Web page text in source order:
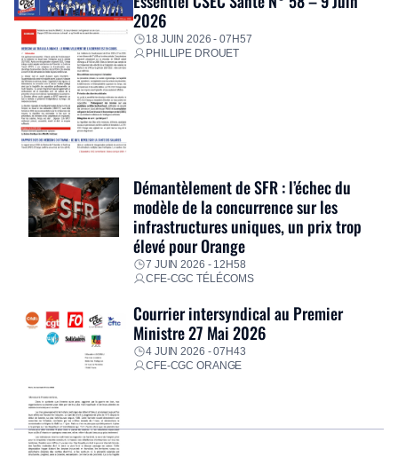
2026
18 JUIN 2026 - 07H57
PHILLIPE DROUET
Démantèlement de SFR : l’échec du
modèle de la concurrence sur les
infrastructures uniques, un prix trop
élevé pour Orange
7 JUIN 2026 - 12H58
CFE-CGC TÉLÉCOMS
Courrier intersyndical au Premier
Ministre 27 Mai 2026
4 JUIN 2026 - 07H43
CFE-CGC ORANGE